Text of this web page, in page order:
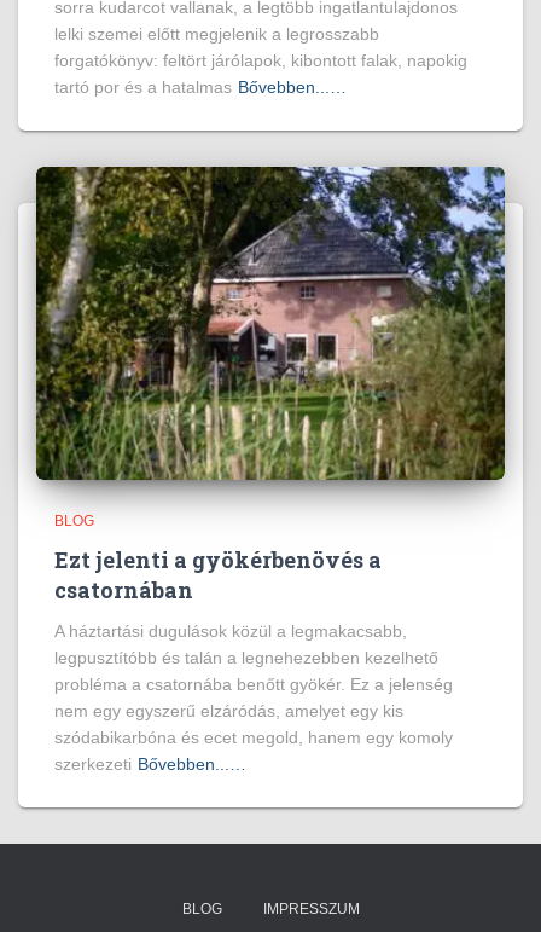
sorra kudarcot vallanak, a legtöbb ingatlantulajdonos
lelki szemei előtt megjelenik a legrosszabb
forgatókönyv: feltört járólapok, kibontott falak, napokig
tartó por és a hatalmas Bővebben...…
BLOG
Ezt jelenti a gyökérbenövés a
csatornában
A háztartási dugulások közül a legmakacsabb,
legpusztítóbb és talán a legnehezebben kezelhető
probléma a csatornába benőtt gyökér. Ez a jelenség
nem egy egyszerű elzáródás, amelyet egy kis
szódabikarbóna és ecet megold, hanem egy komoly
szerkezeti Bővebben...…
BLOG IMPRESSZUM